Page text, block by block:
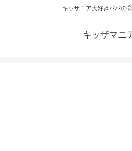
キッザニア大好きパパの
キッザマニ